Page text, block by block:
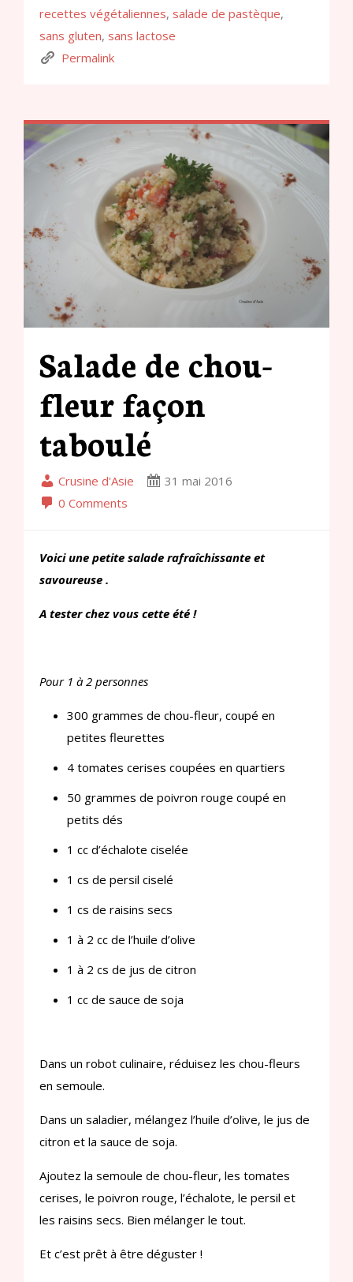
recettes végétaliennes, salade de pastèque,
sans gluten, sans lactose
Permalink
Salade de chou-
fleur façon
taboulé
Crusine d'Asie
31 mai 2016
0 Comments
Voici une petite salade rafraîchissante et
savoureuse .
A tester chez vous cette été !
Pour 1 à 2 personnes
300 grammes de chou-fleur, coupé en
petites fleurettes
4 tomates cerises coupées en quartiers
50 grammes de poivron rouge coupé en
petits dés
1 cc d’échalote ciselée
1 cs de persil ciselé
1 cs de raisins secs
1 à 2 cc de l’huile d’olive
1 à 2 cs de jus de citron
1 cc de sauce de soja
Dans un robot culinaire, réduisez les chou-fleurs
en semoule.
Dans un saladier, mélangez l’huile d’olive, le jus de
citron et la sauce de soja.
Ajoutez la semoule de chou-fleur, les tomates
cerises, le poivron rouge, l’échalote, le persil et
les raisins secs. Bien mélanger le tout.
Et c’est prêt à être déguster !